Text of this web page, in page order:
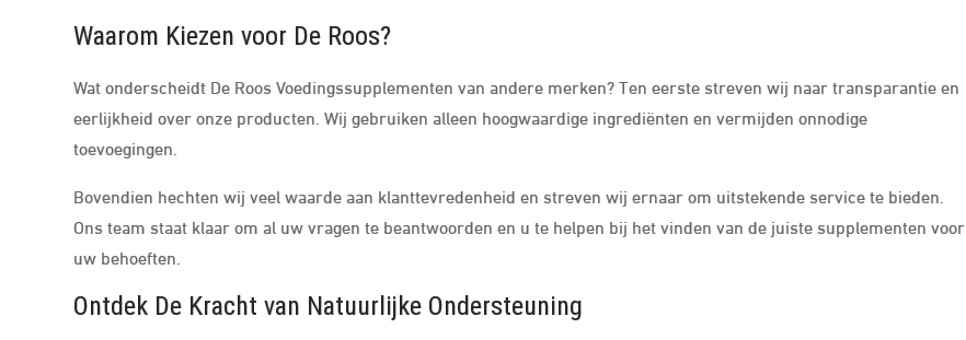
Waarom Kiezen voor De Roos?
Wat onderscheidt De Roos Voedingssupplementen van andere merken? Ten eerste streven wij naar transparantie en
eerlijkheid over onze producten. Wij gebruiken alleen hoogwaardige ingrediënten en vermijden onnodige
toevoegingen.
Bovendien hechten wij veel waarde aan klanttevredenheid en streven wij ernaar om uitstekende service te bieden.
Ons team staat klaar om al uw vragen te beantwoorden en u te helpen bij het vinden van de juiste supplementen voor
uw behoeften.
Ontdek De Kracht van Natuurlijke Ondersteuning